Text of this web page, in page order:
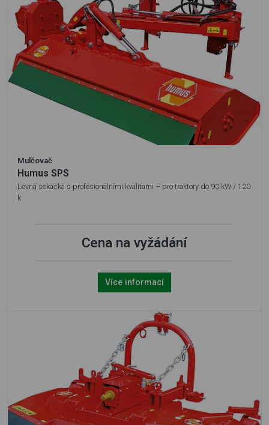
Mulčovač
Humus SPS
Levná sekačka s profesionálními kvalitami – pro traktory do 90 kW / 120
k
Cena na vyžádání
Více informací